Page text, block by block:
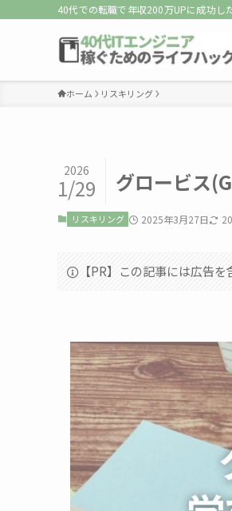
40代での転職で年収200万UPに成功し
ホーム リスキリング
グロービス
2026
1/29
リスキリング 2025年3月27日
【PR】この記事には広告を